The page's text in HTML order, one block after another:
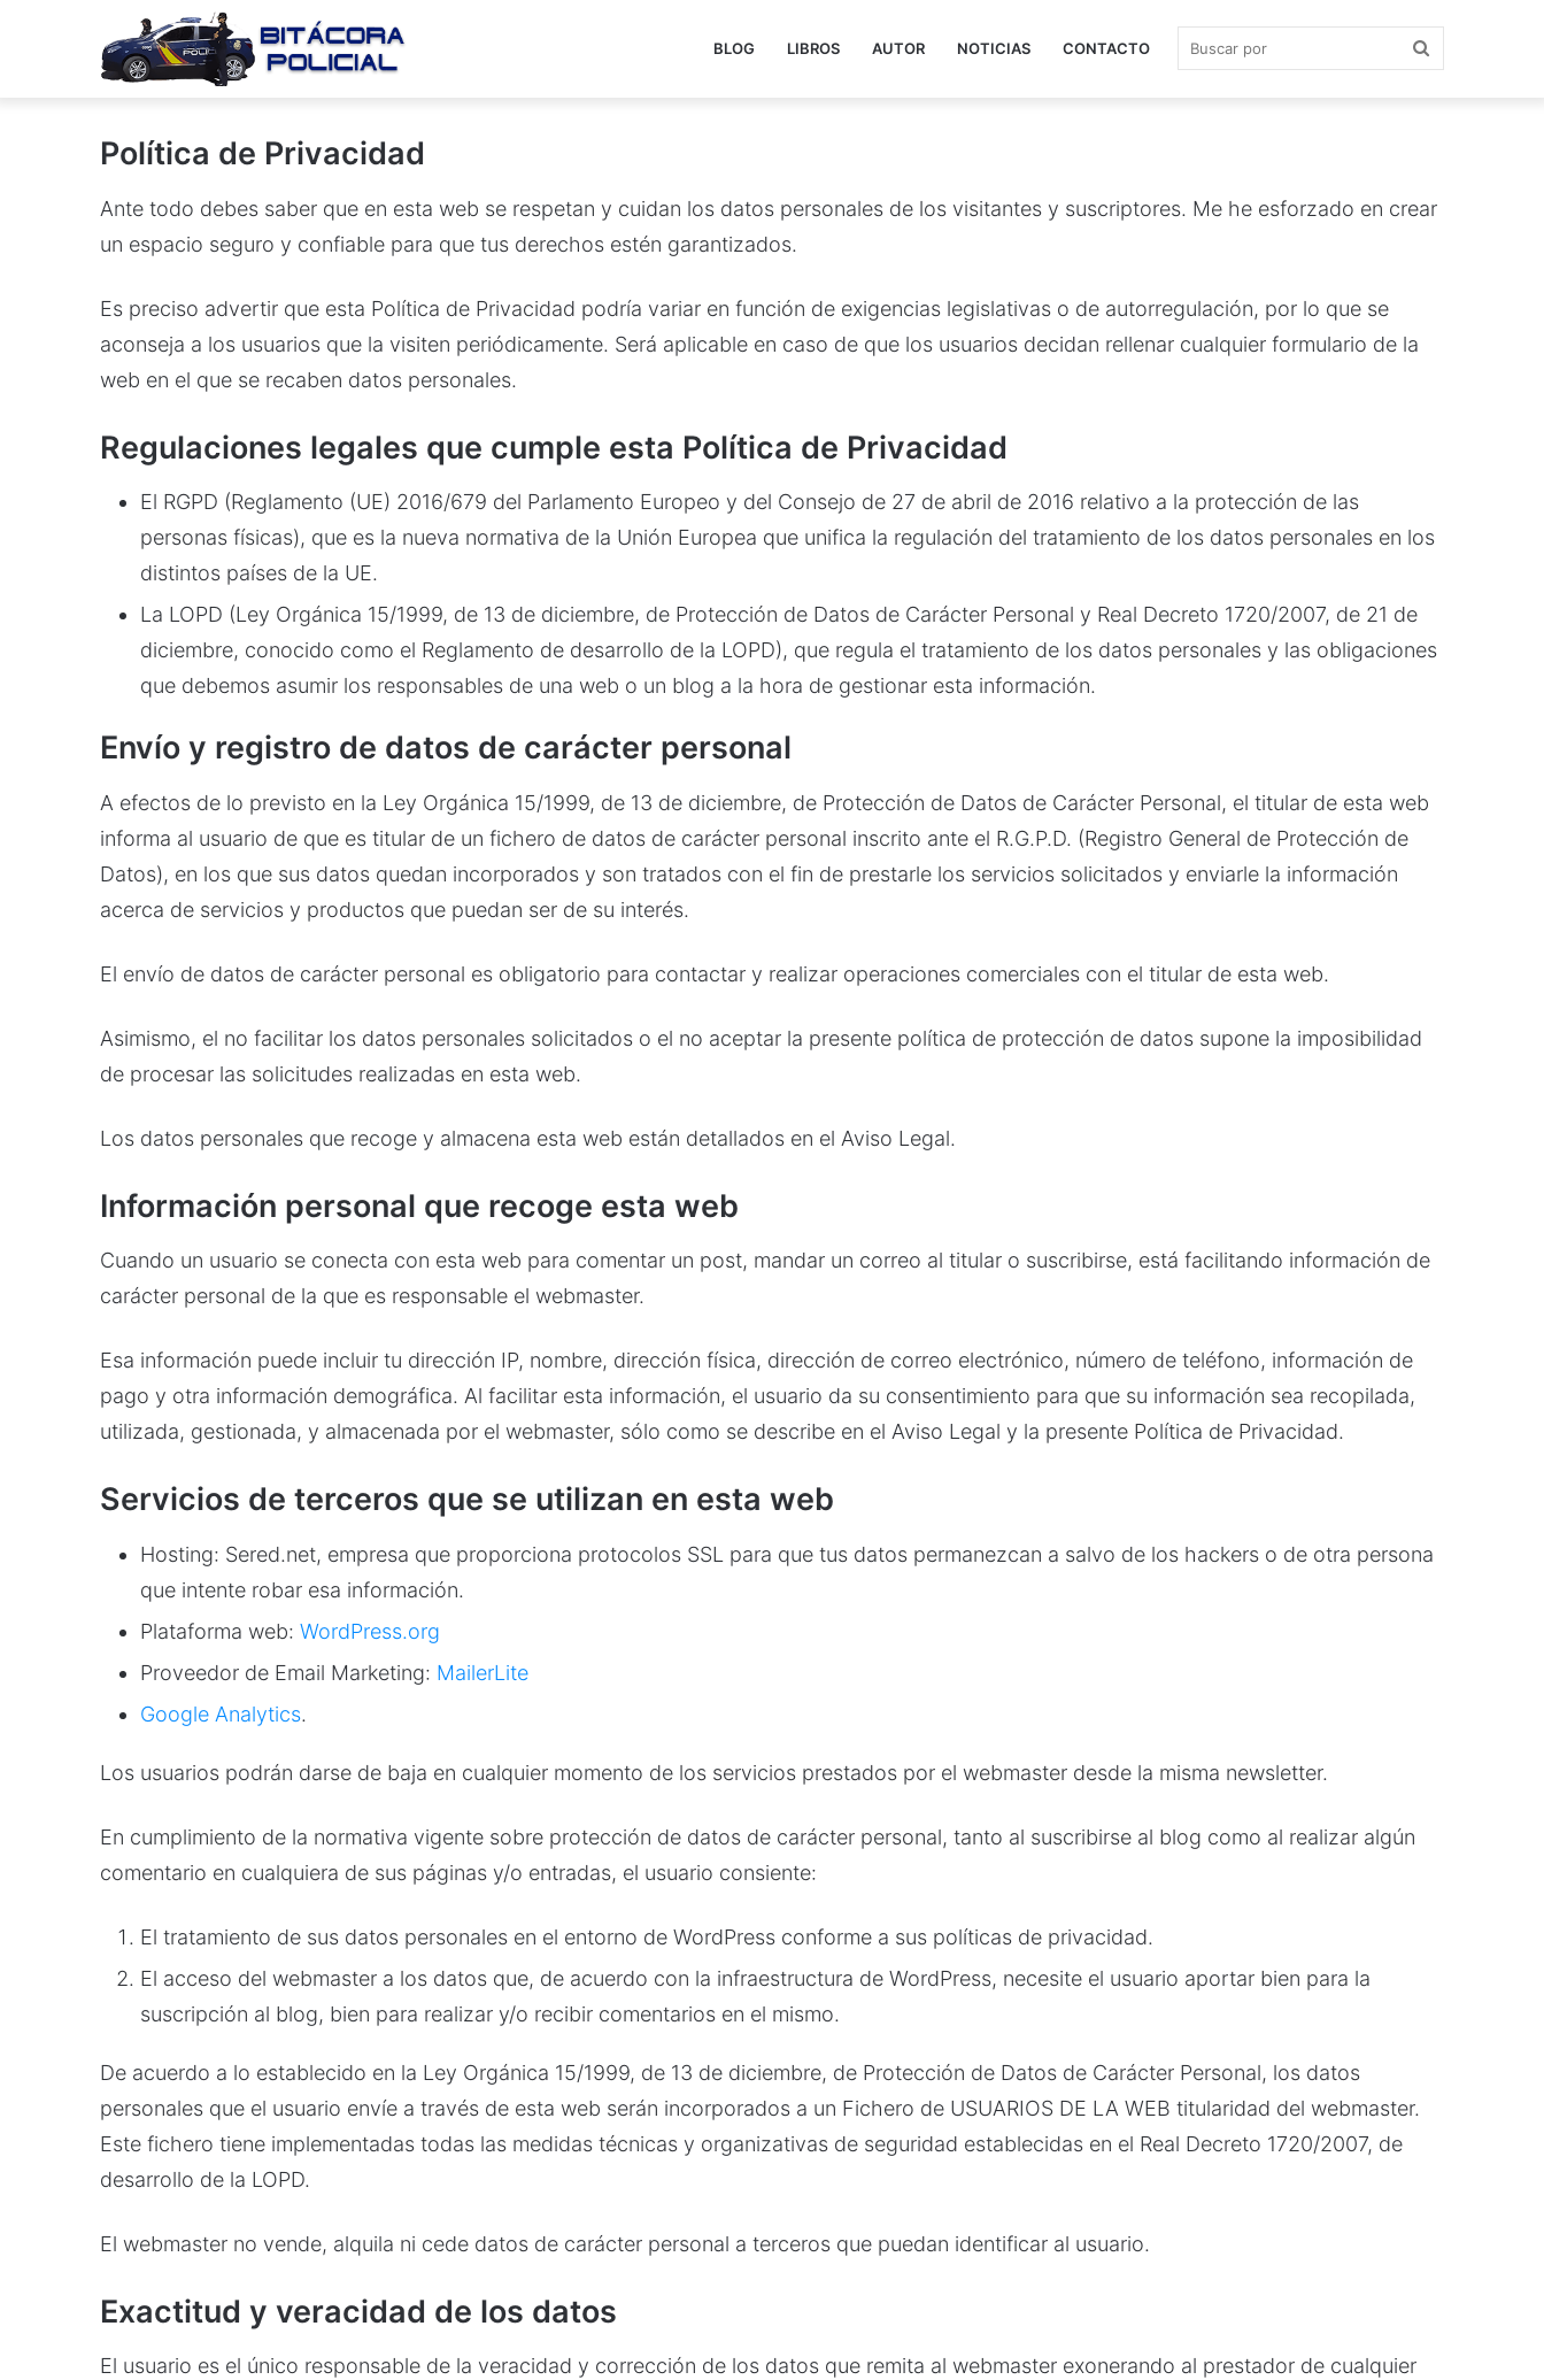
BLOG LIBROS AUTOR NOTICIAS CONTACTO
Política de Privacidad
Ante todo debes saber que en esta web se respetan y cuidan los datos personales de los visitantes y suscriptores. Me he esforzado en crear
un espacio seguro y confiable para que tus derechos estén garantizados.
Es preciso advertir que esta Política de Privacidad podría variar en función de exigencias legislativas o de autorregulación, por lo que se
aconseja a los usuarios que la visiten periódicamente. Será aplicable en caso de que los usuarios decidan rellenar cualquier formulario de la
web en el que se recaben datos personales.
Regulaciones legales que cumple esta Política de Privacidad
El RGPD (Reglamento (UE) 2016/679 del Parlamento Europeo y del Consejo de 27 de abril de 2016 relativo a la protección de las
personas físicas), que es la nueva normativa de la Unión Europea que unifica la regulación del tratamiento de los datos personales en los
distintos países de la UE.
La LOPD (Ley Orgánica 15/1999, de 13 de diciembre, de Protección de Datos de Carácter Personal y Real Decreto 1720/2007, de 21 de
diciembre, conocido como el Reglamento de desarrollo de la LOPD), que regula el tratamiento de los datos personales y las obligaciones
que debemos asumir los responsables de una web o un blog a la hora de gestionar esta información.
Envío y registro de datos de carácter personal
A efectos de lo previsto en la Ley Orgánica 15/1999, de 13 de diciembre, de Protección de Datos de Carácter Personal, el titular de esta web
informa al usuario de que es titular de un fichero de datos de carácter personal inscrito ante el R.G.P.D. (Registro General de Protección de
Datos), en los que sus datos quedan incorporados y son tratados con el fin de prestarle los servicios solicitados y enviarle la información
acerca de servicios y productos que puedan ser de su interés.
El envío de datos de carácter personal es obligatorio para contactar y realizar operaciones comerciales con el titular de esta web.
Asimismo, el no facilitar los datos personales solicitados o el no aceptar la presente política de protección de datos supone la imposibilidad
de procesar las solicitudes realizadas en esta web.
Los datos personales que recoge y almacena esta web están detallados en el Aviso Legal.
Información personal que recoge esta web
Cuando un usuario se conecta con esta web para comentar un post, mandar un correo al titular o suscribirse, está facilitando información de
carácter personal de la que es responsable el webmaster.
Esa información puede incluir tu dirección IP, nombre, dirección física, dirección de correo electrónico, número de teléfono, información de
pago y otra información demográfica. Al facilitar esta información, el usuario da su consentimiento para que su información sea recopilada,
utilizada, gestionada, y almacenada por el webmaster, sólo como se describe en el Aviso Legal y la presente Política de Privacidad.
Servicios de terceros que se utilizan en esta web
Hosting: Sered.net, empresa que proporciona protocolos SSL para que tus datos permanezcan a salvo de los hackers o de otra persona
que intente robar esa información.
Plataforma web: WordPress.org
Proveedor de Email Marketing: MailerLite
Google Analytics.
Los usuarios podrán darse de baja en cualquier momento de los servicios prestados por el webmaster desde la misma newsletter.
En cumplimiento de la normativa vigente sobre protección de datos de carácter personal, tanto al suscribirse al blog como al realizar algún
comentario en cualquiera de sus páginas y/o entradas, el usuario consiente:
El tratamiento de sus datos personales en el entorno de WordPress conforme a sus políticas de privacidad.
El acceso del webmaster a los datos que, de acuerdo con la infraestructura de WordPress, necesite el usuario aportar bien para la
suscripción al blog, bien para realizar y/o recibir comentarios en el mismo.
De acuerdo a lo establecido en la Ley Orgánica 15/1999, de 13 de diciembre, de Protección de Datos de Carácter Personal, los datos
personales que el usuario envíe a través de esta web serán incorporados a un Fichero de USUARIOS DE LA WEB titularidad del webmaster.
Este fichero tiene implementadas todas las medidas técnicas y organizativas de seguridad establecidas en el Real Decreto 1720/2007, de
desarrollo de la LOPD.
El webmaster no vende, alquila ni cede datos de carácter personal a terceros que puedan identificar al usuario.
Exactitud y veracidad de los datos
El usuario es el único responsable de la veracidad y corrección de los datos que remita al webmaster exonerando al prestador de cualquier